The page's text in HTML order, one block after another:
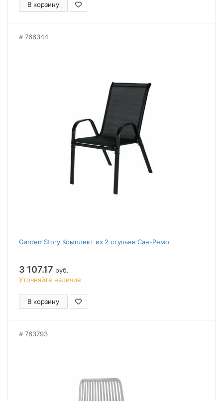
В корзину
766344
Garden Story Комплект из 2 стульев Сан-Ремо
3 107.17 руб.
Уточняйте наличие
В корзину
763793